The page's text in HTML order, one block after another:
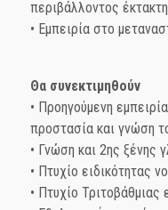
περιβάλλοντος
• Εμπειρία στο
Θα συνεκτιμηθούν
• Προηγούμενη
προστασία και γνώση
• Γνώση και 2ης ξένης
• Πτυχίο ειδικότητας
• Πτυχίο Τριτοβάθμιας